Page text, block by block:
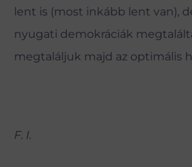
lent is (most inkább lent van),
nyugati demokráciák
megtaláljuk majd az optimális
F. I.